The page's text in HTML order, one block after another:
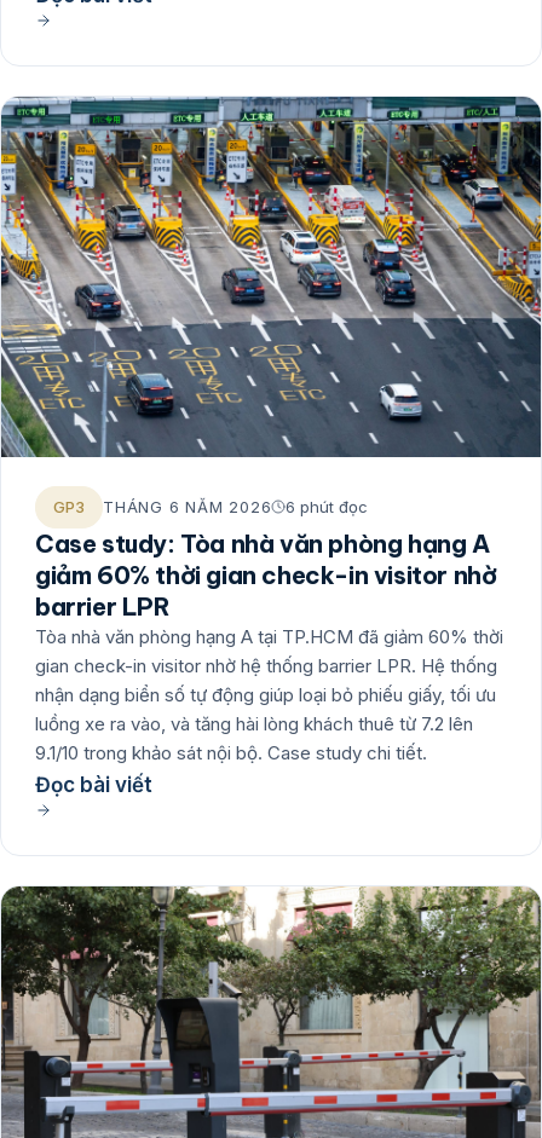
GP3 THÁNG 6 NĂM 2026 6 phút đọc
Case study: Tòa nhà văn phòng hạng A
giảm 60% thời gian check-in visitor nhờ
barrier LPR
Tòa nhà văn phòng hạng A tại TP.HCM đã giảm 60% thời
gian check-in visitor nhờ hệ thống barrier LPR. Hệ thống
nhận dạng biển số tự động giúp loại bỏ phiếu giấy, tối ưu
luồng xe ra vào, và tăng hài lòng khách thuê từ 7.2 lên
9.1/10 trong khảo sát nội bộ. Case study chi tiết.
Đọc bài viết